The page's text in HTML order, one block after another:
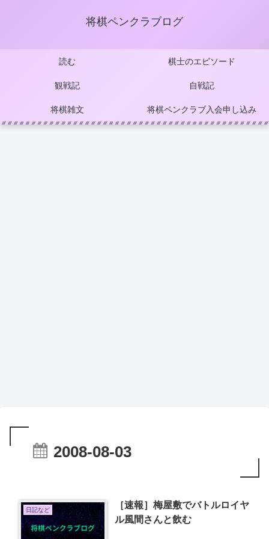
将棋ペンクラブログ
読む 棋士のエピソード
観戦記 自戦記
将棋雑文 将棋ペンクラブ入会申し込み
2008-08-03
日記など
［速報］梅屋敷でバトルロイヤ
ル風間さんと飲む